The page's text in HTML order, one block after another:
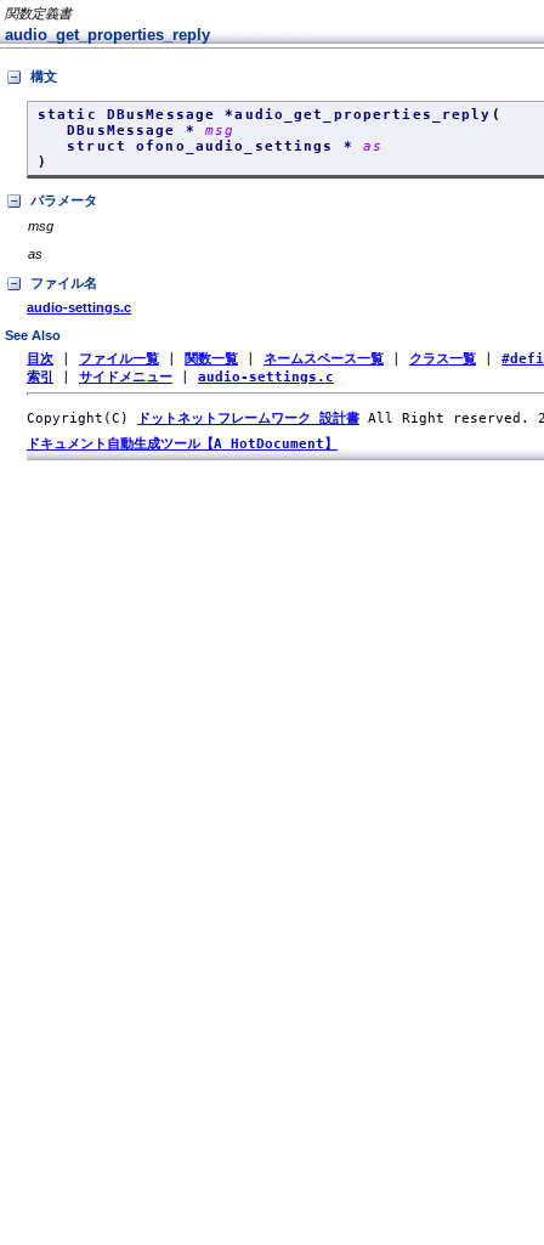
関数定義書
audio_get_properties_reply
構文
static DBusMessage *audio_get_properties_reply (
DBusMessage * msg
struct ofono_audio_settings * as
)
パラメータ
msg
as
ファイル名
audio-settings.c
See Also
目次 ファイル一覧 関数一覧 ネームスペース一覧 クラス一覧
索引
サイドメニュー audio-settings.c
Copyright(C) ドットネットフレームワーク 設計書 All Right reserved.
ドキュメント自動生成ツール【A HotDocument】